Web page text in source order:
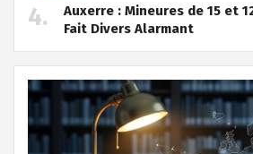
Auxerre : Mineures de 15 et
Fait Divers Alarmant